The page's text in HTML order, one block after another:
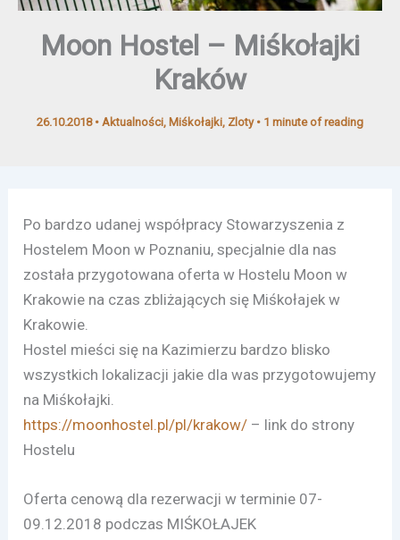
Moon Hostel – Miśkołajki
Kraków
26.10.2018 • Aktualności, Miśkołajki, Zloty• 1 minute of reading
Po bardzo udanej współpracy Stowarzyszenia z
Hostelem Moon w Poznaniu, specjalnie dla nas
została przygotowana oferta w Hostelu Moon w
Krakowie na czas zbliżających się Miśkołajek w
Krakowie.
Hostel mieści się na Kazimierzu bardzo blisko
wszystkich lokalizacji jakie dla was przygotowujemy
na Miśkołajki.
https://moonhostel.pl/pl/krakow/ – link do strony
Hostelu
Oferta cenową dla rezerwacji w terminie 07-
09.12.2018 podczas MIŚKOŁAJEK